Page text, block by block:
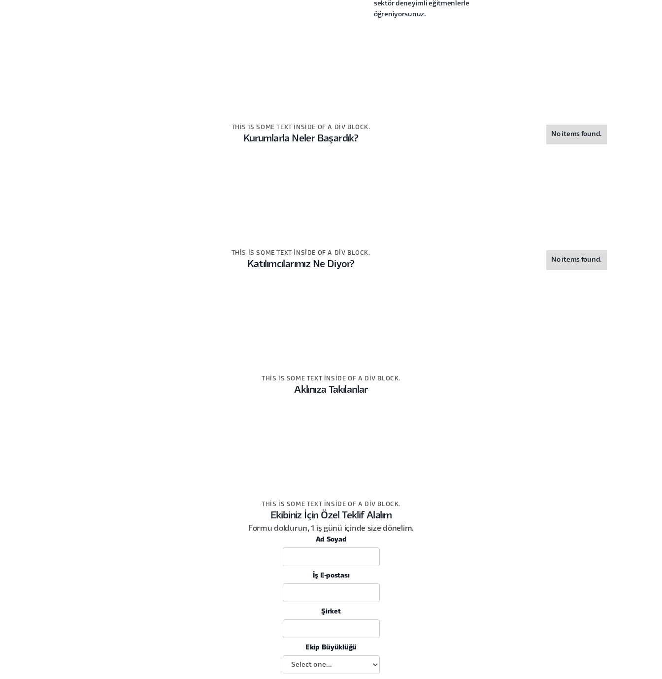
sektör deneyimli eğitmenlerle
öğreniyorsunuz.
THIS IS SOME TEXT INSIDE OF A DIV BLOCK.
Kurumlarla Neler Başardık?
No items found.
THIS IS SOME TEXT INSIDE OF A DIV BLOCK.
Katılımcılarımız Ne Diyor?
No items found.
THIS IS SOME TEXT INSIDE OF A DIV BLOCK.
Aklınıza Takılanlar
THIS IS SOME TEXT INSIDE OF A DIV BLOCK.
Ekibiniz İçin Özel Teklif Alalım
Formu doldurun, 1 iş günü içinde size dönelim.
Ad Soyad
İş E-postası
Şirket
Ekip Büyüklüğü